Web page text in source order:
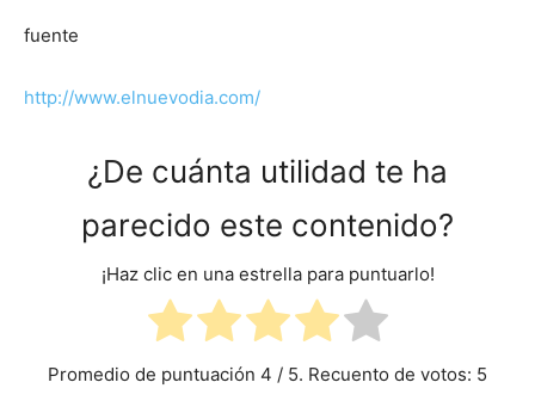
fuente
http://www.elnuevodia.com/
¿De cuánta utilidad te ha
parecido este contenido?
¡Haz clic en una estrella para puntuarlo!
Promedio de puntuación 4 / 5. Recuento de votos: 5